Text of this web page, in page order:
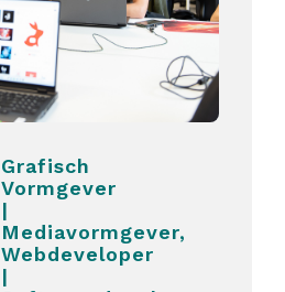
Grafisch
Vormgever
|
Mediavormgever,
Webdeveloper
|